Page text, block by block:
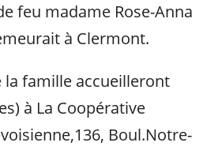
feu madame Rose-Anna
à Clermont.
la famille accueilleront
à La Coopérative
Boul.Notre-